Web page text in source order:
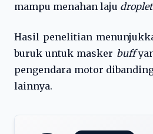
mampu menahan laju droplet
Hasil penelitian
buruk untuk masker buff
pengendara motor
lainnya.